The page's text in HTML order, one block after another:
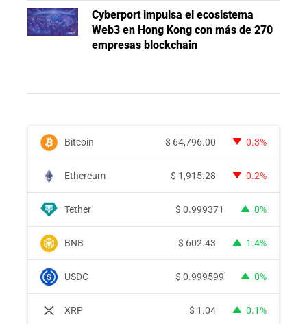
Cyberport impulsa el ecosistema
Web3 en Hong Kong con más de 270
empresas blockchain
Bitcoin $ 64,796.00 0.3%
Ethereum $ 1,915.28 0.2%
Tether $ 0.999371 0%
BNB $ 602.43 1.4%
USDC $ 0.999599 0%
XRP $ 1.04 0.1%